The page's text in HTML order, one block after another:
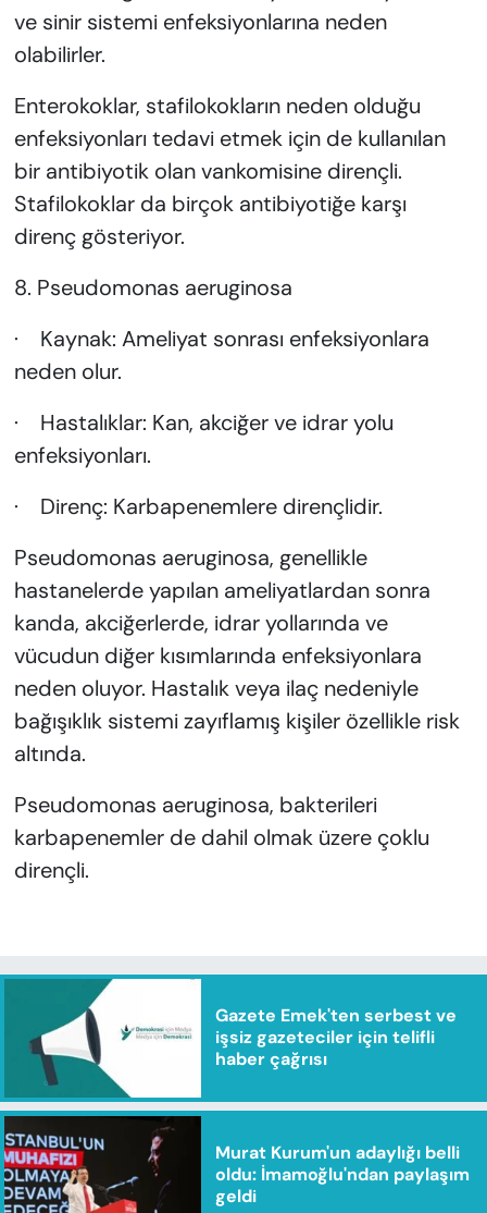
ve sinir sistemi enfeksiyonlarına neden
olabilirler.
Enterokoklar, stafilokokların neden olduğu
enfeksiyonları tedavi etmek için de kullanılan
bir antibiyotik olan vankomisine dirençli.
Stafilokoklar da birçok antibiyotiğe karşı
direnç gösteriyor.
8. Pseudomonas aeruginosa
· Kaynak: Ameliyat sonrası enfeksiyonlara
neden olur.
· Hastalıklar: Kan, akciğer ve idrar yolu
enfeksiyonları.
· Direnç: Karbapenemlere dirençlidir.
Pseudomonas aeruginosa, genellikle
hastanelerde yapılan ameliyatlardan sonra
kanda, akciğerlerde, idrar yollarında ve
vücudun diğer kısımlarında enfeksiyonlara
neden oluyor. Hastalık veya ilaç nedeniyle
bağışıklık sistemi zayıflamış kişiler özellikle risk
altında.
Pseudomonas aeruginosa, bakterileri
karbapenemler de dahil olmak üzere çoklu
dirençli.
Gazete Emek'ten serbest ve
işsiz gazeteciler için telifli
haber çağrısı
Murat Kurum'un adaylığı belli
oldu: İmamoğlu'ndan paylaşım
geldi